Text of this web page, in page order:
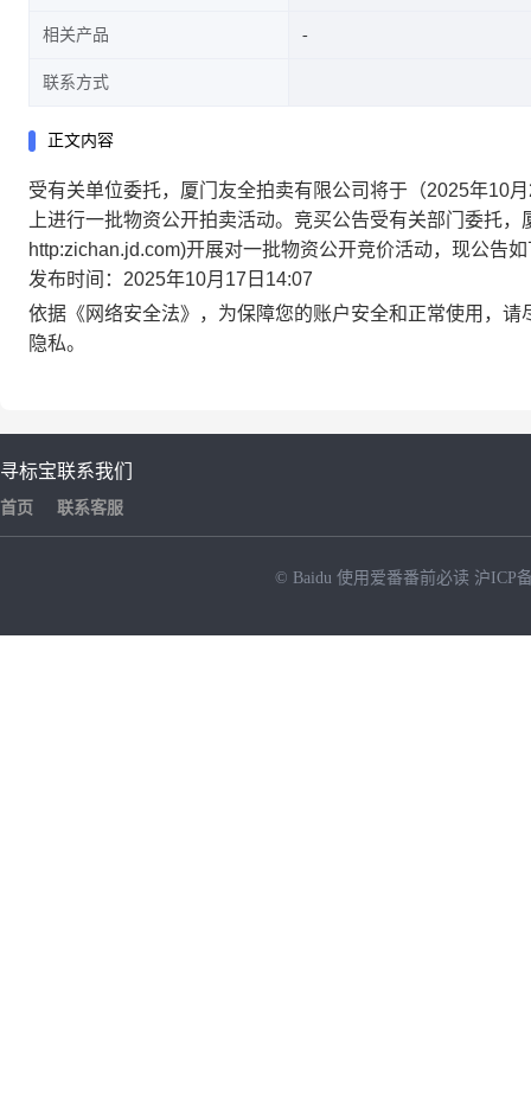
公告受有关部门委托,厦门友全
拍卖将于近期在京东网资产竞价
址:http:zichan.jd.com)开展对一
批物资公开竞价活动,现公告如
相关产品
联系方式
正文内容
受有关单位委托，厦门友全拍卖有限公司将于（2025年
上进行一批物资公开拍卖活动。竞买公告受有关部门委托
http:zichan.jd.com)开展对一批物资公开竞价活动，现公告
发布时间：2025年10月17日14:07
依据《网络安全法》，为保障您的账户安全和正常使用，
隐私。
寻标宝
首页
联系我们
联系客服
© Baidu 使用爱番番前必读 沪ICP